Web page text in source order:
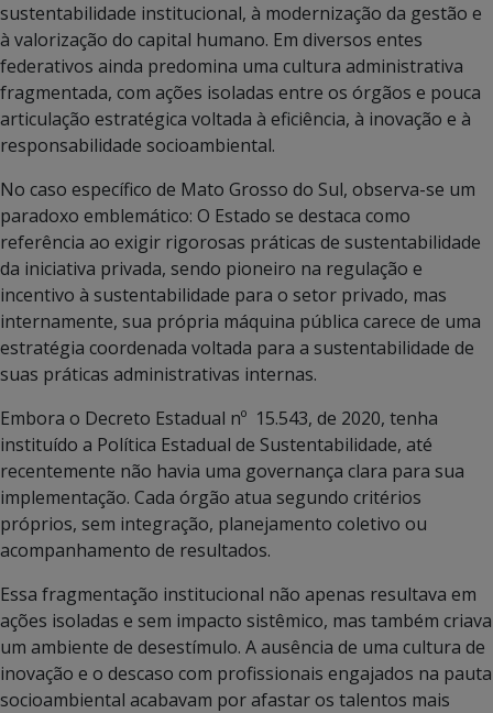
sustentabilidade institucional, à modernização da gestão e
à valorização do capital humano. Em diversos entes
federativos ainda predomina uma cultura administrativa
fragmentada, com ações isoladas entre os órgãos e pouca
articulação estratégica voltada à eficiência, à inovação e à
responsabilidade socioambiental.
No caso específico de Mato Grosso do Sul, observa-se um
paradoxo emblemático: O Estado se destaca como
referência ao exigir rigorosas práticas de sustentabilidade
da iniciativa privada, sendo pioneiro na regulação e
incentivo à sustentabilidade para o setor privado, mas
internamente, sua própria máquina pública carece de uma
estratégia coordenada voltada para a sustentabilidade de
suas práticas administrativas internas.
Embora o Decreto Estadual nº 15.543, de 2020, tenha
instituído a Política Estadual de Sustentabilidade, até
recentemente não havia uma governança clara para sua
implementação. Cada órgão atua segundo critérios
próprios, sem integração, planejamento coletivo ou
acompanhamento de resultados.
Essa fragmentação institucional não apenas resultava em
ações isoladas e sem impacto sistêmico, mas também criava
um ambiente de desestímulo. A ausência de uma cultura de
inovação e o descaso com profissionais engajados na pauta
socioambiental acabavam por afastar os talentos mais